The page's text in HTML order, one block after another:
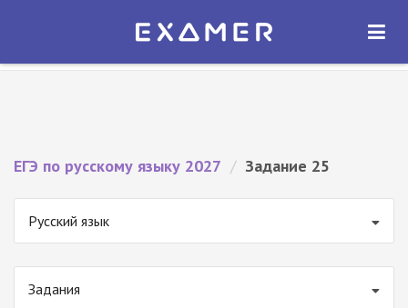
Экзамер — ЕГЭ 2027
ОТКРЫТЬ
ЕГЭ по русскому языку 2027 / Задание 25
Русский язык
Задания